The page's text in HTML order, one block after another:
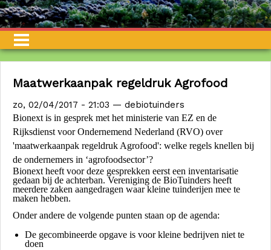
Maatwerkaanpak regeldruk Agrofood
zo, 02/04/2017 - 21:03 — debiotuinders
Bionext is in gesprek met het ministerie van EZ en de
Rijksdienst voor Ondernemend Nederland (RVO) over
'maatwerkaanpak regeldruk Agrofood': welke regels knellen bij
de ondernemers in ‘agrofoodsector’?
Bionext heeft voor deze gesprekken eerst een inventarisatie
gedaan bij de achterban. Vereniging de BioTuinders heeft
meerdere zaken aangedragen waar kleine tuinderijen mee te
maken hebben.
Onder andere de volgende punten staan op de agenda:
De gecombineerde opgave is voor kleine bedrijven niet te
doen